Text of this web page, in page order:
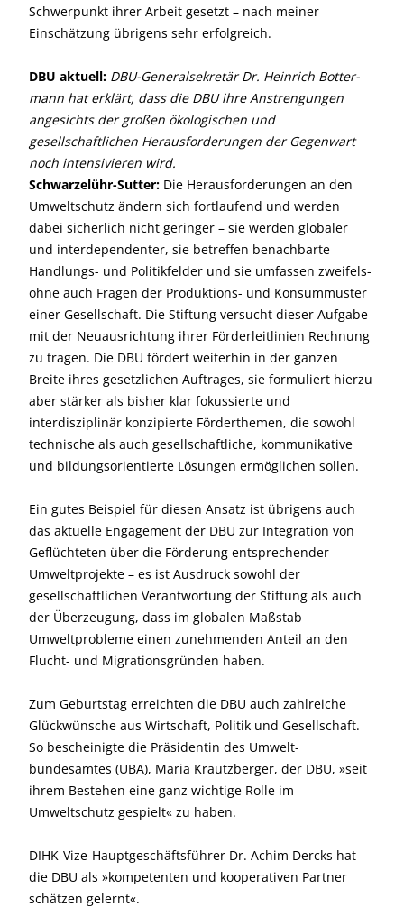
Schwerpunkt ihrer Arbeit gesetzt – nach meiner
Einschätzung übrigens sehr erfolgreich.
DBU aktuell: DBU-Generalsekretär Dr. Heinrich Botter­
mann hat erklärt, dass die DBU ihre Anstrengungen
angesichts der großen ökologischen und
gesellschaftlichen Herausforderungen der Gegenwart
noch intensivieren wird.
Schwarzelühr-Sutter: Die Herausforderungen an den
Umwelt­schutz ändern sich fortlaufend und werden
dabei sicherlich nicht geringer – sie werden globaler
und interdependenter, sie betreffen benachbarte
Handlungs- und Politikfelder und sie umfassen zweifels­
ohne auch Fragen der Produktions- und Konsummuster
einer Gesellschaft. Die Stiftung versucht dieser Aufgabe
mit der Neuausrichtung ihrer Förderleitlinien Rechnung
zu tragen. Die DBU fördert weiterhin in der ganzen
Breite ihres gesetzlichen Auftrages, sie formuliert hierzu
aber stärker als bisher klar fokussierte und
interdisziplinär konzipierte Förderthemen, die sowohl
technische als auch gesellschaftliche, kommunikative
und bildungsorientierte Lösungen ermöglichen sollen.
Ein gutes Beispiel für diesen Ansatz ist übrigens auch
das aktuelle Engagement der DBU zur Integration von
Geflüchteten über die Förderung entsprechender
Umweltprojekte – es ist Ausdruck sowohl der
gesellschaftlichen Verantwortung der Stiftung als auch
der Überzeugung, dass im globalen Maßstab
Umweltprobleme einen zunehmenden Anteil an den
Flucht- und Migrationsgründen haben.
Zum Geburtstag erreichten die DBU auch zahlreiche
Glückwünsche aus Wirtschaft, Politik und Gesellschaft.
So bescheinigte die Präsidentin des Umwelt­
bundesamtes (UBA), Maria Krautzberger, der DBU, »seit
ihrem Bestehen eine ganz wichtige Rolle im
Umweltschutz gespielt« zu haben.
DIHK-Vize-Hauptgeschäftsführer Dr. Achim Dercks hat
die DBU als »kompetenten und kooperativen Partner
schätzen gelernt«.